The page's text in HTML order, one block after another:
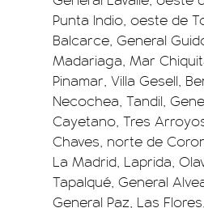
Punta Indio, oeste de
Balcarce, General
Madariaga, Mar
Pinamar, Villa Gesell,
Necochea, Tandil,
Cayetano, Tres
Chaves, norte de
La Madrid, Laprida,
Tapalqué, General
General Paz, Las